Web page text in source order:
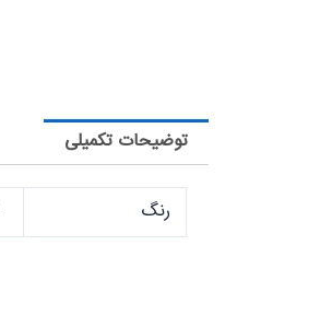
توضیحات تکمیلی
رنگ